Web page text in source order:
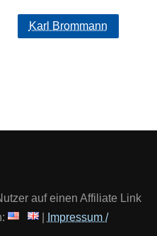
Karl Brommann
auf einen Affiliate Link
|
Impressum /